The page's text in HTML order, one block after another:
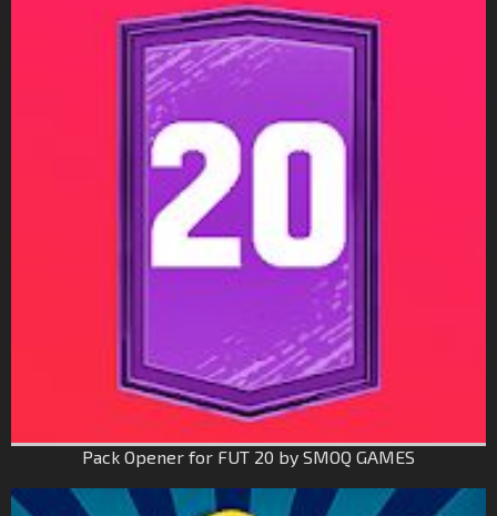
Pack Opener for FUT 20 by SMOQ GAMES